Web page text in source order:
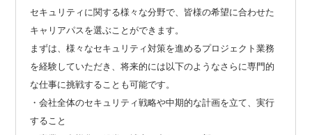
セキュリティに関する様々な分野で、皆様の希望に合わせた
キャリアパスを選ぶことができます。
まずは、様々なセキュリティ対策を進めるプロジェクト業務
を経験していただき、将来的には以下のようなさらに専門的
な仕事に挑戦することも可能です。
・会社全体のセキュリティ戦略や中期的な計画を立て、実行
すること